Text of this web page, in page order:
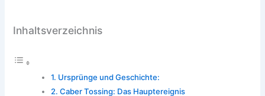
Inhaltsverzeichnis
Ursprünge und Geschichte:
Caber Tossing: Das Hauptereignis